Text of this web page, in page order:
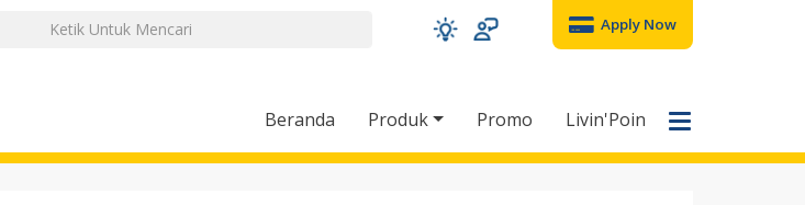
Apply Now
Beranda Produk Promo Livin'Poin